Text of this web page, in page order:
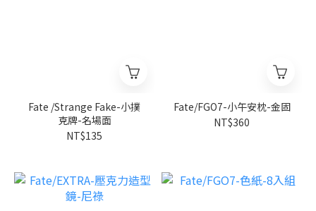
Fate /Strange Fake-小撲
克牌-名場面
NT$135
Fate/FGO7-小午安枕-金固
NT$360